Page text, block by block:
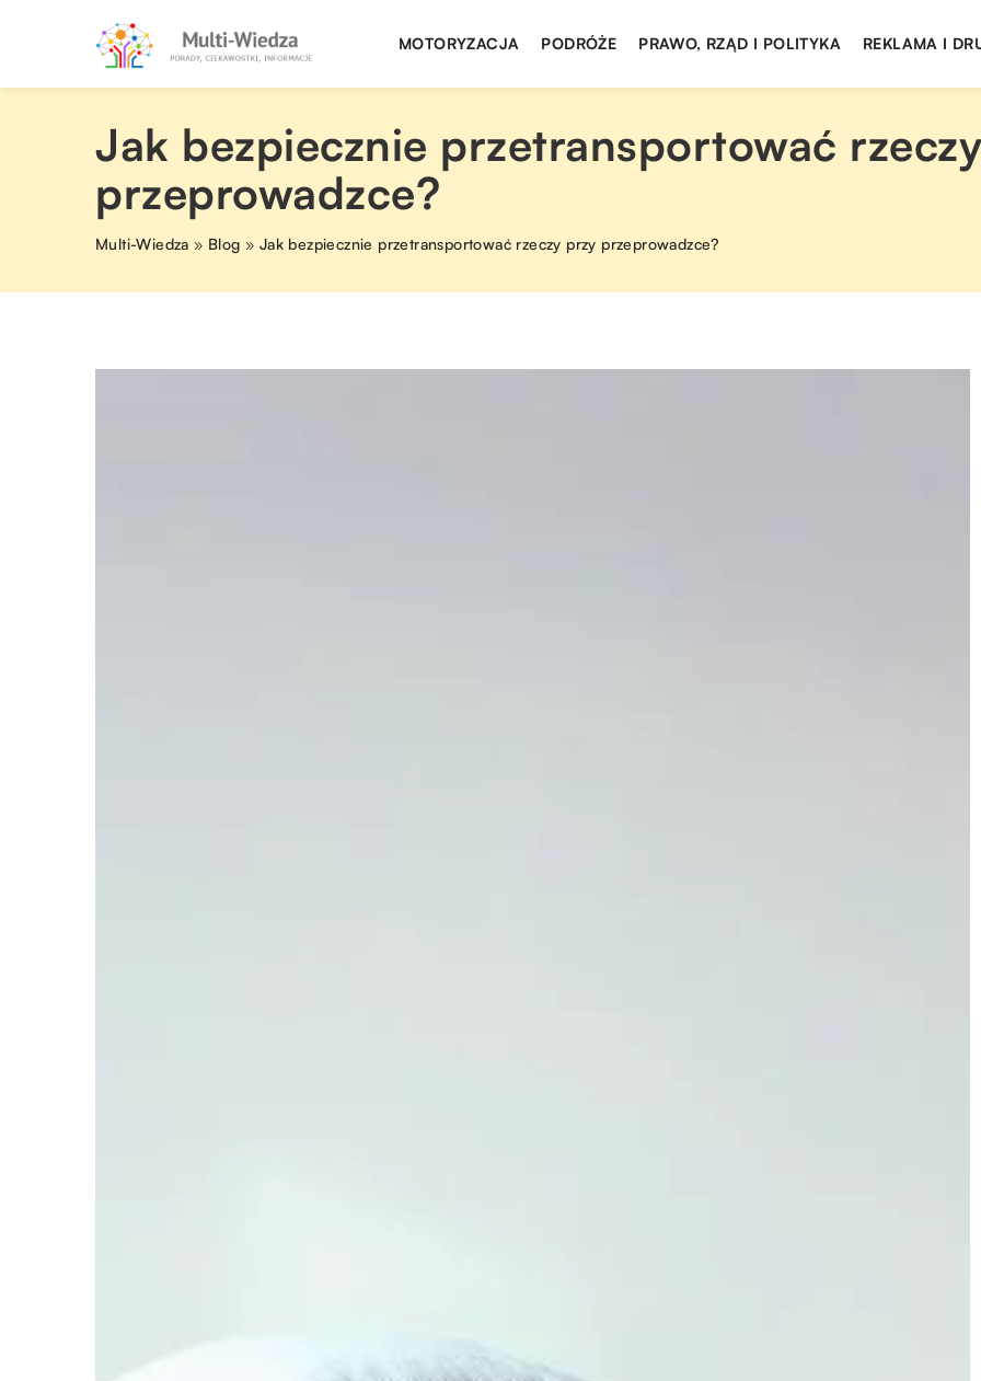
MOTORYZACJA PODRÓŻE PRAWO, RZĄD I POLITYKA REKLAMA I
Jak bezpiecznie przetransportować
przeprowadzce?
Multi-Wiedza » Blog » Jak bezpiecznie przetransportować rzeczy przy przeprowadzce?